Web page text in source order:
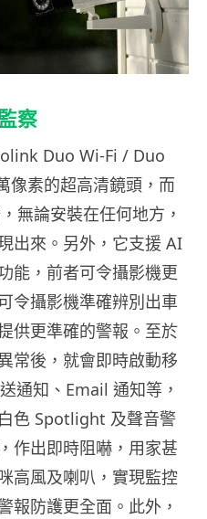
察
Duo Wi-Fi / Duo
像素的超高清鏡頭，而
無論安裝在任何地方，
出來。另外，它支援 AI
能，前者可令攝影機更
令攝影機準確辨別出車
供更準確的警報。至於
常後，就會即時啟動移
通知、Email 通知等，
色 Spotlight 及聲音警
作出即時阻嚇，用家甚
高風及喇叭，實現監控
報防護更全面。此外，